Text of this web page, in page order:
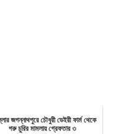
জগন্নাথপুরে চৌধুরী ডেইরী ফার্ম থেকে
গরু চুরির মামলায় গ্রেফতার ৩